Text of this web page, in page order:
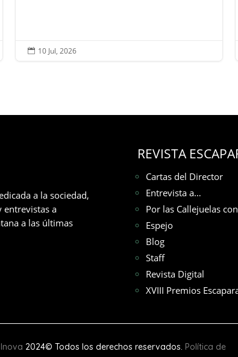
 10 Jul, 2026
a la sociedad,
entrevistas a
a las últimas
REVISTA
Cartas del Director
Entrevista a…
Por las Callejuelas
Espejo
Blog
Staff
Revista Digital
XVIII Premios
2024© Todos los derechos reservados. Política de